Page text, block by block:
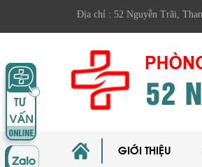
chỉ : 52 Nguyễn Trãi, Thanh Xuân, Hà Nội
GIỚI THIỆU